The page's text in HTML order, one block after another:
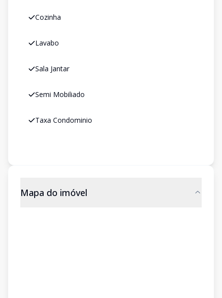
Cozinha
Lavabo
Sala Jantar
Semi Mobiliado
Taxa Condominio
Mapa do imóvel